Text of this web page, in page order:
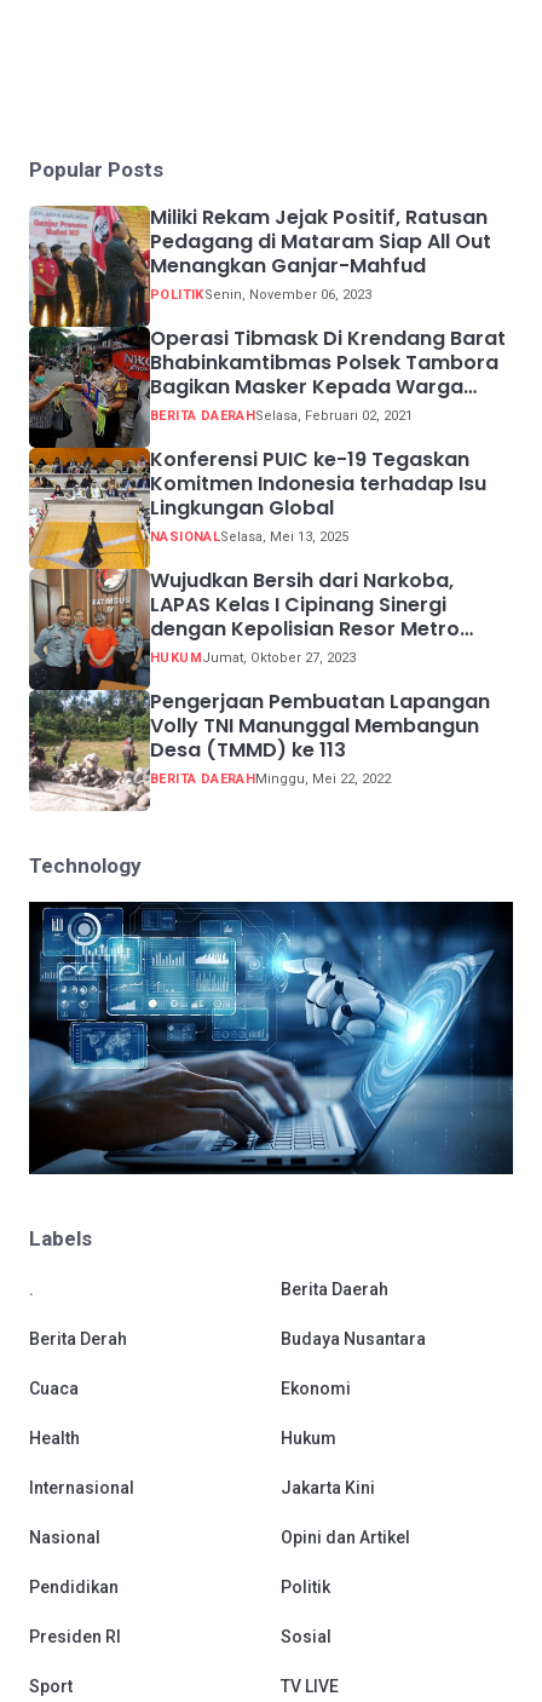
Popular Posts
Miliki Rekam Jejak Positif, Ratusan
Pedagang di Mataram Siap All Out
Menangkan Ganjar-Mahfud
POLITIKSenin, November 06, 2023
Operasi Tibmask Di Krendang Barat
Bhabinkamtibmas Polsek Tambora
Bagikan Masker Kepada Warga
Pelanggar Prokes
BERITA DAERAHSelasa, Februari 02, 2021
Konferensi PUIC ke-19 Tegaskan
Komitmen Indonesia terhadap Isu
Lingkungan Global
NASIONALSelasa, Mei 13, 2025
Wujudkan Bersih dari Narkoba,
LAPAS Kelas I Cipinang Sinergi
dengan Kepolisian Resor Metro
Jakarta Barat
HUKUMJumat, Oktober 27, 2023
Pengerjaan Pembuatan Lapangan
Volly TNI Manunggal Membangun
Desa (TMMD) ke 113
BERITA DAERAHMinggu, Mei 22, 2022
Technology
Labels
. Berita Daerah
Berita Derah Budaya Nusantara
Cuaca Ekonomi
Health Hukum
Internasional Jakarta Kini
Nasional Opini dan Artikel
Pendidikan Politik
Presiden RI Sosial
Sport TV LIVE